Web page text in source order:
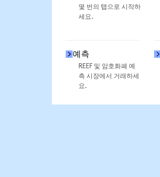
몇 번의 탭으로 시작하
세요.
예측
REEF 및 암호화폐 예
측 시장에서 거래하세
요.